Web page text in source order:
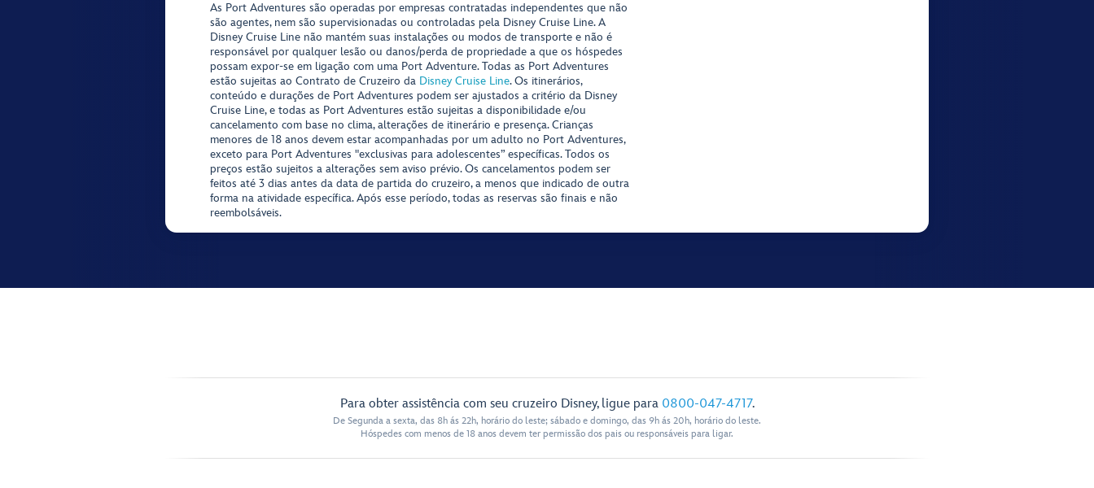
As Port Adventures são operadas por empresas contratadas independentes que não
são agentes, nem são supervisionadas ou controladas pela Disney Cruise Line. A
Disney Cruise Line não mantém suas instalações ou modos de transporte e não é
responsável por qualquer lesão ou danos/perda de propriedade a que os hóspedes
possam expor-se em ligação com uma Port Adventure. Todas as Port Adventures
estão sujeitas ao Contrato de Cruzeiro da Disney Cruise Line. Os itinerários,
conteúdo e durações de Port Adventures podem ser ajustados a critério da Disney
Cruise Line, e todas as Port Adventures estão sujeitas a disponibilidade e/ou
cancelamento com base no clima, alterações de itinerário e presença. Crianças
menores de 18 anos devem estar acompanhadas por um adulto no Port Adventures,
exceto para Port Adventures "exclusivas para adolescentes” específicas. Todos os
preços estão sujeitos a alterações sem aviso prévio. Os cancelamentos podem ser
feitos até 3 dias antes da data de partida do cruzeiro, a menos que indicado de outra
forma na atividade específica. Após esse período, todas as reservas são finais e não
reembolsáveis.
Para obter assistência com seu cruzeiro Disney, ligue para 0800-047-4717.
De Segunda a sexta, das 8h ás 22h, horário do leste; sábado e domingo, das 9h ás 20h, horário do leste.
Hóspedes com menos de 18 anos devem ter permissão dos pais ou responsáveis para ligar.